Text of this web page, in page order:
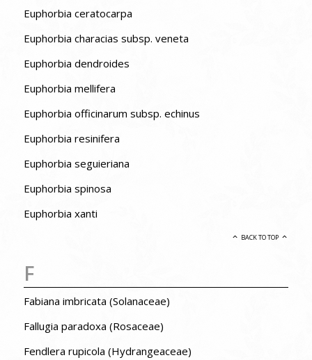
Euphorbia ceratocarpa
Euphorbia characias subsp. veneta
Euphorbia dendroides
Euphorbia mellifera
Euphorbia officinarum subsp. echinus
Euphorbia resinifera
Euphorbia seguieriana
Euphorbia spinosa
Euphorbia xanti
BACK TO TOP
F
Fabiana imbricata (Solanaceae)
Fallugia paradoxa (Rosaceae)
Fendlera rupicola (Hydrangeaceae)